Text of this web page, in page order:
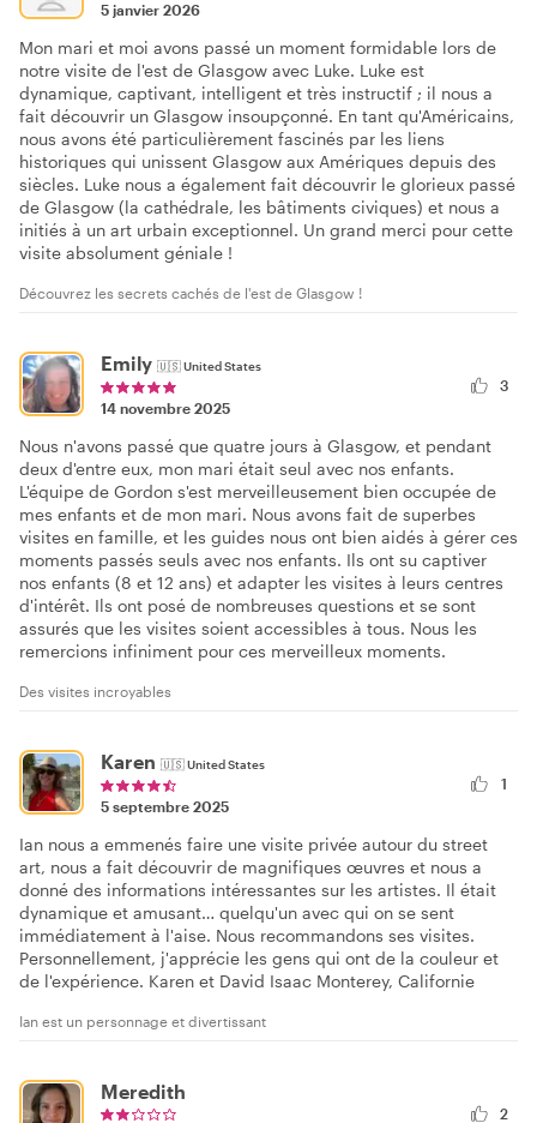
5 janvier 2026
Mon mari et moi avons passé un moment formidable lors de
notre visite de l'est de Glasgow avec Luke. Luke est
dynamique, captivant, intelligent et très instructif ; il nous a
fait découvrir un Glasgow insoupçonné. En tant qu'Américains,
nous avons été particulièrement fascinés par les liens
historiques qui unissent Glasgow aux Amériques depuis des
siècles. Luke nous a également fait découvrir le glorieux passé
de Glasgow (la cathédrale, les bâtiments civiques) et nous a
initiés à un art urbain exceptionnel. Un grand merci pour cette
visite absolument géniale !
Découvrez les secrets cachés de l'est de Glasgow !
Emily 🇺🇸United States
14 novembre 2025
3
Nous n'avons passé que quatre jours à Glasgow, et pendant
deux d'entre eux, mon mari était seul avec nos enfants.
L'équipe de Gordon s'est merveilleusement bien occupée de
mes enfants et de mon mari. Nous avons fait de superbes
visites en famille, et les guides nous ont bien aidés à gérer ces
moments passés seuls avec nos enfants. Ils ont su captiver
nos enfants (8 et 12 ans) et adapter les visites à leurs centres
d'intérêt. Ils ont posé de nombreuses questions et se sont
assurés que les visites soient accessibles à tous. Nous les
remercions infiniment pour ces merveilleux moments.
Des visites incroyables
Karen 🇺🇸United States
5 septembre 2025
1
Ian nous a emmenés faire une visite privée autour du street
art, nous a fait découvrir de magnifiques œuvres et nous a
donné des informations intéressantes sur les artistes. Il était
dynamique et amusant… quelqu'un avec qui on se sent
immédiatement à l'aise. Nous recommandons ses visites.
Personnellement, j'apprécie les gens qui ont de la couleur et
de l'expérience. Karen et David Isaac Monterey, Californie
Ian est un personnage et divertissant
Meredith
2